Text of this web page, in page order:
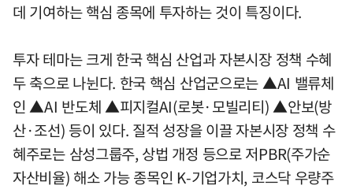
데 기여하는 핵심 종목에 투자하는 것이 특징이다.
투자 테마는 크게 한국 핵심 산업과 자본시장 정책 수혜
두 축으로 나뉜다. 한국 핵심 산업군으로는 ▲AI 밸류체
인 ▲AI 반도체 ▲피지컬AI(로봇·모빌리티) ▲안보(방
산·조선) 등이 있다. 질적 성장을 이끌 자본시장 정책 수
혜주로는 삼성그룹주, 상법 개정 등으로 저PBR(주가순
자산비율) 해소 가능 종목인 K-기업가치, 코스닥 우량주